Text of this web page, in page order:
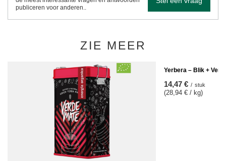
publiceren voor anderen..
ZIE MEER
Yerbera – Blik +
14,47 € / stuk
(28,94 € / kg)